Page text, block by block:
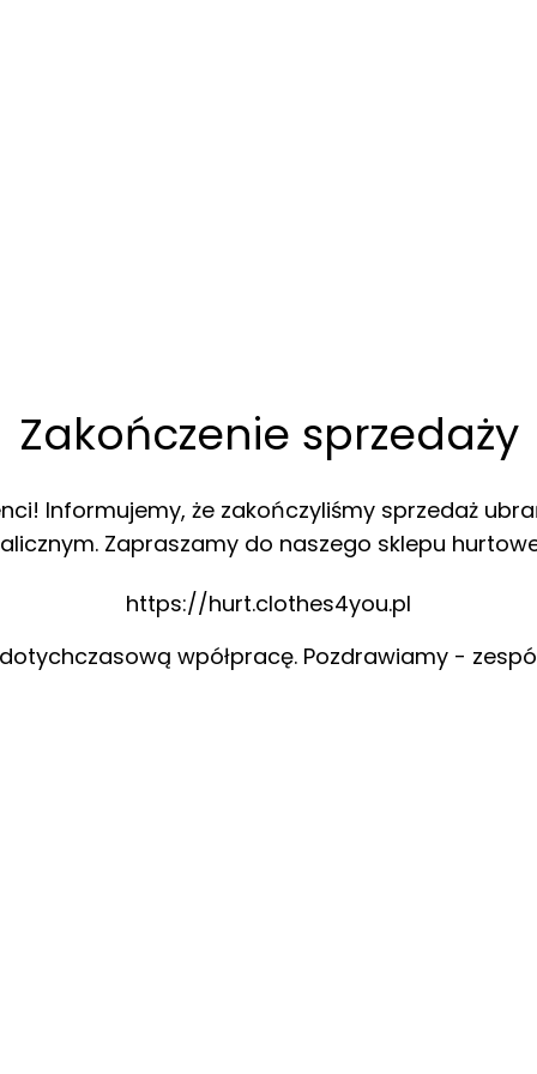
Zakończenie sprzedaży
Informujemy, że zakończyliśmy sprzedaż
Zapraszamy do naszego sklepu
https://hurt.clothes4you.pl
wpółpracę. Pozdrawiamy -